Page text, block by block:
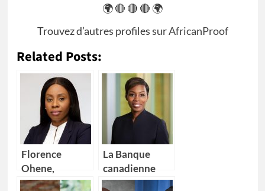
🌍 🔴 🔴 🔴 🌍
Trouvez d’autres profiles surAfricanProof
Related Posts:
Florence
Ohene,
nouvelle
La Banque
canadienne
impériale de